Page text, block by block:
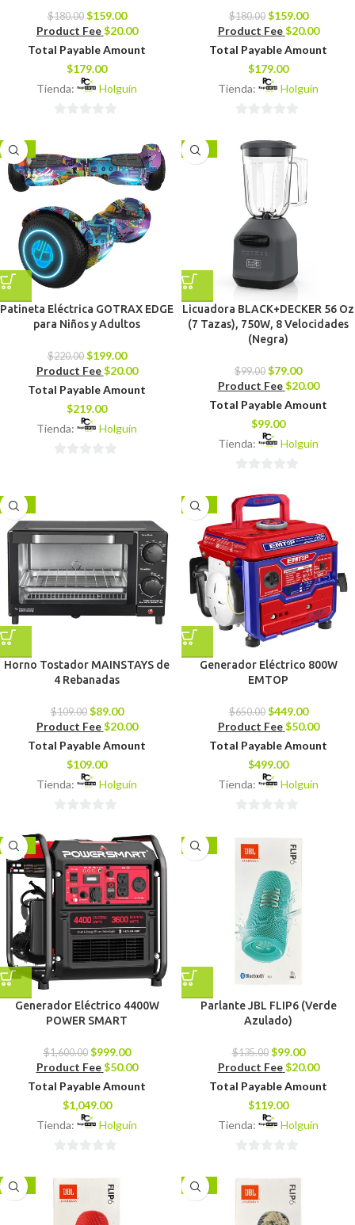
$180.00 $159.00
Product Fee $20.00
Total Payable Amount
$179.00
Tienda:
Holguín
5
$180.00 $159.00
Product Fee $20.00
Total Payable Amount
$179.00
Tienda:
Holguín
de
-10%
Patineta Eléctrica GOTRAX EDGE
para Niños y Adultos
$220.00 $199.00
Product Fee $20.00
Total Payable Amount
$219.00
Tienda:
Holguín
-20%
Licuadora BLACK+DECKER 56 Oz
(7 Tazas), 750W, 8 Velocidades
(Negra)
$99.00 $79.00
Product Fee $20.00
Total Payable Amount
$99.00
Tienda:
Holguín
de
5
-18%
Horno Tostador MAINSTAYS de
4 Rebanadas
$109.00 $89.00
Product Fee $20.00
Total Payable Amount
$109.00
Tienda:
Holguín
de
5
-31%
Generador Eléctrico 800W
EMTOP
$650.00 $449.00
Product Fee $50.00
Total Payable Amount
$499.00
Tienda:
Holguín
de
5
-38%
Generador Eléctrico 4400W
POWER SMART
$1,600.00 $999.00
Product Fee $50.00
Total Payable Amount
$1,049.00
Tienda:
Holguín
de
5
-27%
Parlante JBL FLIP6 (Verde
Azulado)
$135.00 $99.00
Product Fee $20.00
Total Payable Amount
$119.00
Tienda:
Holguín
de
-27% -27%